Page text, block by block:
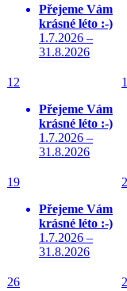
Přejeme Vám
krásné léto :-)
1.7.2026 –
31.8.2026
12
Přejeme Vám
krásné léto :-)
1.7.2026 –
31.8.2026
19
Přejeme Vám
krásné léto :-)
1.7.2026 –
31.8.2026
26